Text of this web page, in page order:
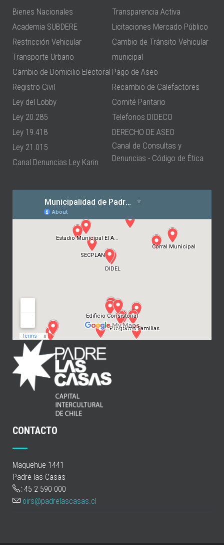
Bienes Nacionales
Academia SUBDERE
Restricción Vehicular
Transporte Urbano
Cambio de Domicilio Electoral
Registro Civil
Ley del Lobby
Ley 20.285
Ley 19.418
Ley 21.015
Canal Denuncias Ley Karin
Transparencia Activa
Licitaciones Mercado Público
Cambio de Tránsito Vehicular
municipal
Pago de Aseo
Recambio de Calefactores
Comité Paritario
Telefonos DIDECO
DERECHO DE ASEO
Canal de Consultas y
Denuncias - Código de Ética
CONTACTO
Maquehue 1441
Padre las Casas
: 45 2 590 000
oirs@padrelascasas.cl